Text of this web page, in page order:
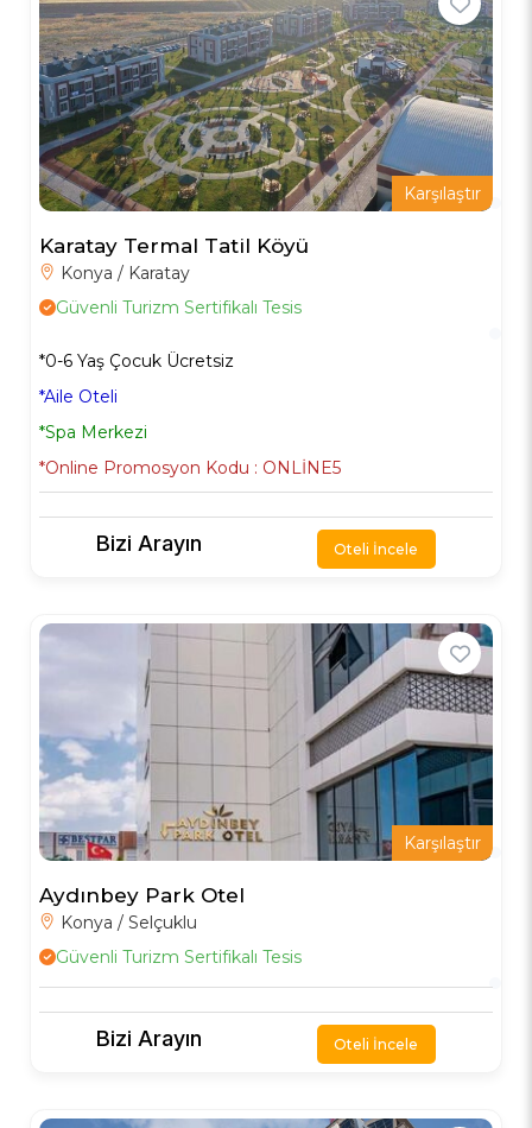
Karşılaştır
Karatay Termal Tatil Köyü
Konya / Karatay
Güvenli Turizm Sertifikalı Tesis
*0-6 Yaş Çocuk Ücretsiz
*Aile Oteli
*Spa Merkezi
*Online Promosyon Kodu : ONLİNE5
Bizi Arayın Oteli İncele
Karşılaştır
Aydınbey Park Otel
Konya / Selçuklu
Güvenli Turizm Sertifikalı Tesis
Bizi Arayın Oteli İncele